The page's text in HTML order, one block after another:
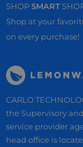
SHOPSMART
Shop at your
on every purchase!
CARLO
the Supervisory
service provider
head office is